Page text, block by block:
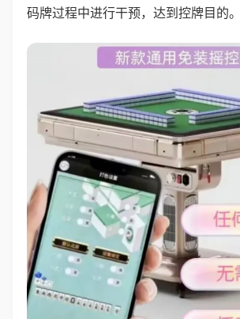
码牌过程中进行干预，达到控牌目的。